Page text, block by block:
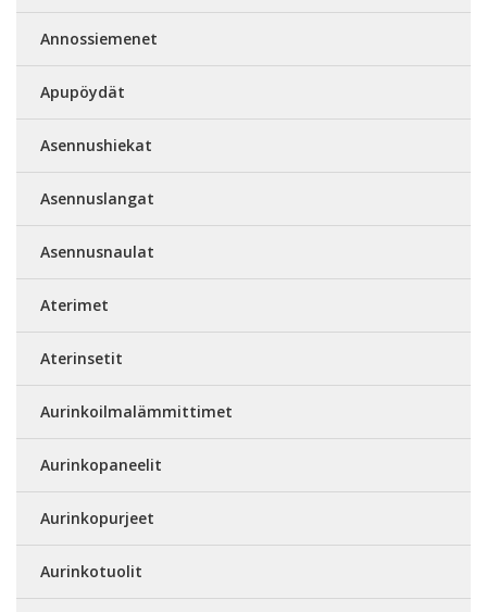
Annossiemenet
Apupöydät
Asennushiekat
Asennuslangat
Asennusnaulat
Aterimet
Aterinsetit
Aurinkoilmalämmittimet
Aurinkopaneelit
Aurinkopurjeet
Aurinkotuolit